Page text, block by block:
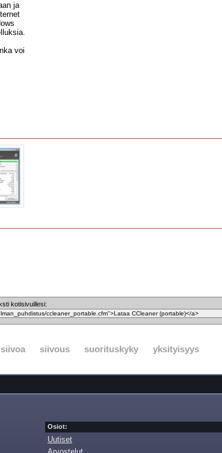
ja
voi
kotisivuillesi:
siivoa siivous suorituskyky yksityisyys
Osiot:
Uutiset